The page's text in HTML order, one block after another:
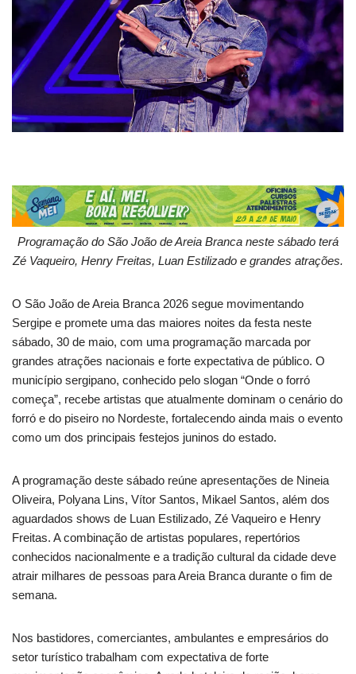
Programação do São João de Areia Branca neste sábado terá
Zé Vaqueiro, Henry Freitas, Luan Estilizado e grandes atrações.
O São João de Areia Branca 2026 segue movimentando
Sergipe e promete uma das maiores noites da festa neste
sábado, 30 de maio, com uma programação marcada por
grandes atrações nacionais e forte expectativa de público. O
município sergipano, conhecido pelo slogan “Onde o forró
começa”, recebe artistas que atualmente dominam o cenário do
forró e do piseiro no Nordeste, fortalecendo ainda mais o evento
como um dos principais festejos juninos do estado.
A programação deste sábado reúne apresentações de Nineia
Oliveira, Polyana Lins, Vítor Santos, Mikael Santos, além dos
aguardados shows de Luan Estilizado, Zé Vaqueiro e Henry
Freitas. A combinação de artistas populares, repertórios
conhecidos nacionalmente e a tradição cultural da cidade deve
atrair milhares de pessoas para Areia Branca durante o fim de
semana.
Nos bastidores, comerciantes, ambulantes e empresários do
setor turístico trabalham com expectativa de forte